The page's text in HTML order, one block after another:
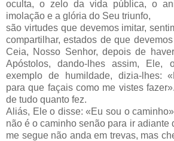
oculta, o zelo da vida pública, o
imolação e a glória do Seu triunfo,
são virtudes que devemos imitar,
compartilhar, estados de que
Ceia, Nosso Senhor, depois de
Apóstolos, dando-lhes assim, Ele,
exemplo de humildade, dizia-lhes:
para que façais como me vistes
de tudo quanto fez.
Aliás, Ele o disse: «Eu sou o
não é o caminho senão para ir
me segue não anda em trevas, mas